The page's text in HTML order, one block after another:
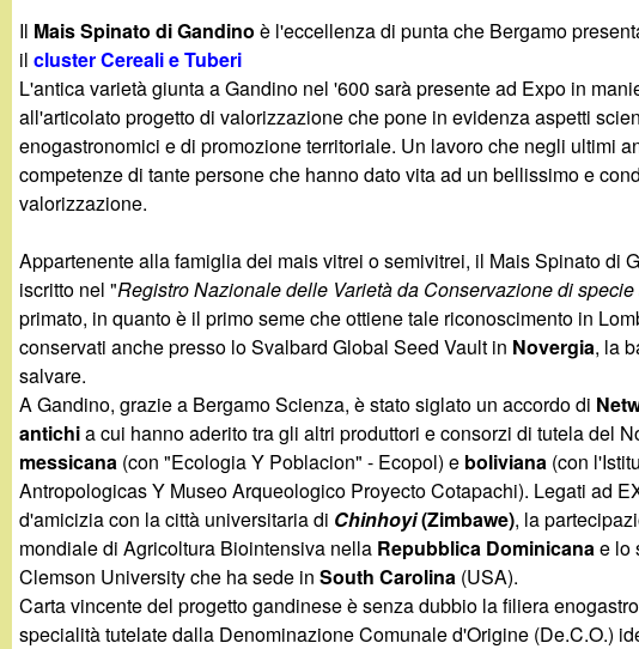
g
a
n
d
i
n
o
.
i
t
Il Mais Spinato di Gandino è l'eccellenza di punta che Bergamo
ilcluster Cereali e Tuberi
L'antica varietà giunta a Gandino nel '600 sarà presente ad Expo in
all'articolato progetto di valorizzazione che pone in evidenza aspetti
enogastronomici e di promozione territoriale. Un lavoro che negli ultimi
competenze di tante persone che hanno dato vita ad un bellissimo e
valorizzazione.
Appartenente alla famiglia dei mais vitrei o semivitrei, il Mais Spinato di
iscritto nel "Registro Nazionale delle Varietà da Conservazione di
primato, in quanto è il primo seme che ottiene tale riconoscimento in
conservati anche presso lo Svalbard Global Seed Vault in Novergia, la
salvare.
A Gandino, grazie a Bergamo Scienza, è stato siglato un accordo di
antichia cui hanno aderito tra gli altri produttori e consorzi di tutela del
messicana (con "Ecologia Y Poblacion" - Ecopol) e boliviana (con
Antropologicas Y Museo Arqueologico Proyecto Cotapachi). Legati ad
d'amicizia con la città universitaria di Chinhoyi(Zimbawe), la
mondiale di Agricoltura Biointensiva nella Repubblica Dominicana e lo
Clemson University che ha sede inSouth Carolina (USA).
Carta vincente del progetto gandinese è senza dubbio la filiera
specialità tutelate dalla Denominazione Comunale d'Origine (De.C.O.)